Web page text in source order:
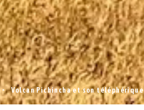
Volcan Pichincha et son téléphérique